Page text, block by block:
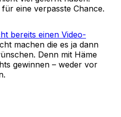
eine verpasste Chance.
bereits einen Video-
machen die es ja dann
Denn mit Häme
gewinnen – weder vor